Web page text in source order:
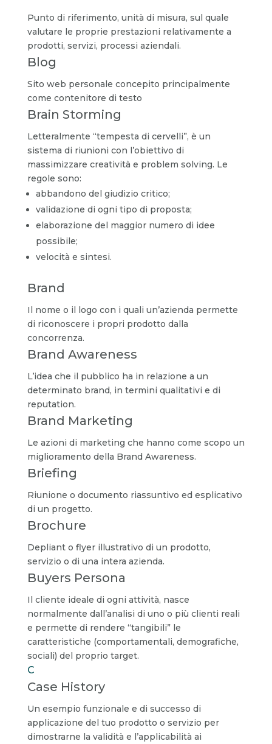
Punto di riferimento, unità di misura, sul quale
valutare le proprie prestazioni relativamente a
prodotti, servizi, processi aziendali.
Blog
Sito web personale concepito principalmente
come contenitore di testo
Brain Storming
Letteralmente “tempesta di cervelli”, è un
sistema di riunioni con l’obiettivo di
massimizzare creatività e problem solving. Le
regole sono:
abbandono del giudizio critico;
validazione di ogni tipo di proposta;
elaborazione del maggior numero di idee
possibile;
velocità e sintesi.
Brand
Il nome o il logo con i quali un’azienda permette
di riconoscere i propri prodotto dalla
concorrenza.
Brand Awareness
L’idea che il pubblico ha in relazione a un
determinato brand, in termini qualitativi e di
reputation.
Brand Marketing
Le azioni di marketing che hanno come scopo un
miglioramento della Brand Awareness.
Briefing
Riunione o documento riassuntivo ed esplicativo
di un progetto.
Brochure
Depliant o flyer illustrativo di un prodotto,
servizio o di una intera azienda.
Buyers Persona
Il cliente ideale di ogni attività, nasce
normalmente dall’analisi di uno o più clienti reali
e permette di rendere “tangibili” le
caratteristiche (comportamentali, demografiche,
sociali) del proprio target.
C
Case History
Un esempio funzionale e di successo di
applicazione del tuo prodotto o servizio per
dimostrarne la validità e l’applicabilità ai